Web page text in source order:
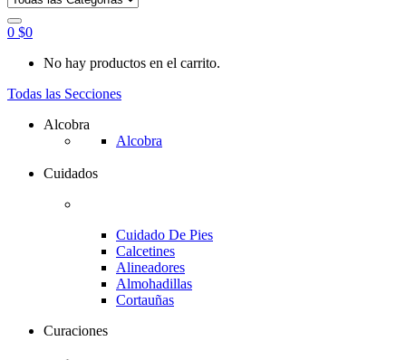
0 $0
No hay productos en el carrito.
Todas las Secciones
Alcobra
Alcobra
Cuidados
Cuidado De Pies
Calcetines
Alineadores
Almohadillas
Cortauñas
Curaciones